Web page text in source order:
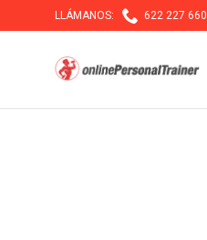
LLÁMANOS:  622 227 660